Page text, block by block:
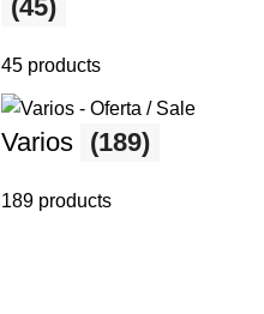
(45)
45 products
Varios (189)
189 products